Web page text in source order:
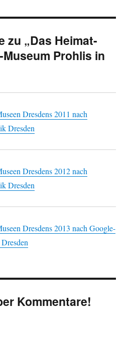
zu „Das Heimat-
Prohlis in
Dresdens 2011 nach
Dresden
Dresdens 2012 nach
Dresden
Dresdens 2013 nach Google-
Kommentare!